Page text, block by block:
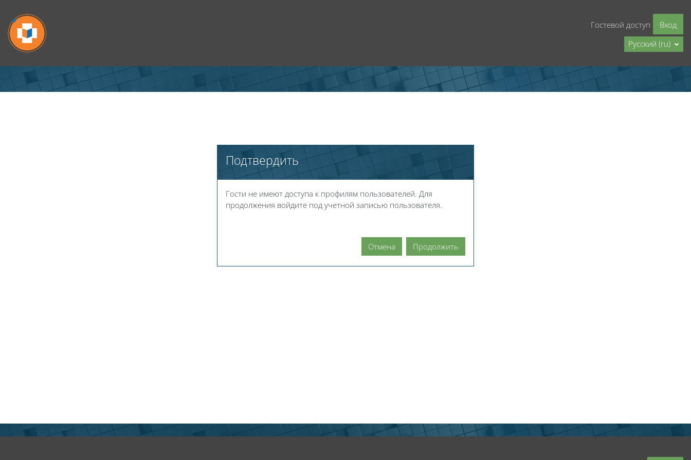
Гостевой доступ
Вход
Русский ‎(ru)‎
Подтвердить
Гости не имеют доступа к профилям пользователей. Для
продолжения войдите под учетной записью пользователя.
Отмена Продолжить